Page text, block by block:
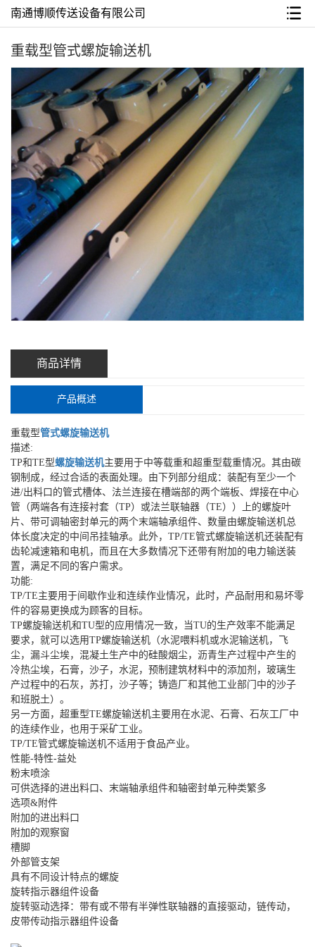
南通博顺传送设备有限公司
重载型管式螺旋输送机
商品详情
产品概述
重载型管式螺旋输送机
描述:
TP和TE型螺旋输送机主要用于中等载重和超重型载重情况。其由碳
钢制成，经过合适的表面处理。由下列部分组成：装配有至少一个
进/出料口的管式槽体、法兰连接在槽端部的两个端板、焊接在中心
管（两端各有连接衬套（TP）或法兰联轴器（TE））上的螺旋叶
片、带可调轴密封单元的两个末端轴承组件、数量由螺旋输送机总
体长度决定的中间吊挂轴承。此外，TP/TE管式螺旋输送机还装配有
齿轮减速箱和电机，而且在大多数情况下还带有附加的电力输送装
置，满足不同的客户需求。
功能:
TP/TE主要用于间歇作业和连续作业情况，此时，产品耐用和易坏零
件的容易更换成为顾客的目标。
TP螺旋输送机和TU型的应用情况一致，当TU的生产效率不能满足
要求，就可以选用TP螺旋输送机（水泥喂料机或水泥输送机，飞
尘，漏斗尘埃，混凝土生产中的硅酸烟尘，沥青生产过程中产生的
冷热尘埃，石膏，沙子，水泥，预制建筑材料中的添加剂，玻璃生
产过程中的石灰，苏打，沙子等；铸造厂和其他工业部门中的沙子
和班脱土）。
另一方面，超重型TE螺旋输送机主要用在水泥、石膏、石灰工厂中
的连续作业，也用于采矿工业。
TP/TE管式螺旋输送机不适用于食品产业。
性能-特性-益处
粉末喷涂
可供选择的进出料口、末端轴承组件和轴密封单元种类繁多
选项&附件
附加的进出料口
附加的观察窗
槽脚
外部管支架
具有不同设计特点的螺旋
旋转指示器组件设备
旋转驱动选择：带有或不带有半弹性联轴器的直接驱动，链传动，
皮带传动指示器组件设备